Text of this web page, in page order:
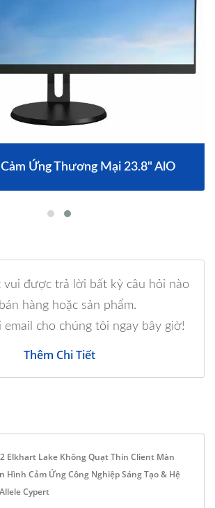
Ứng Thương Mại 23.8" AlO
vui được trả lời bất kỳ câu hỏi nào
hàng hoặc sản phẩm.
email cho chúng tôi ngay bây giờ!
Thêm Chi Tiết
Elkhart Lake Không Quạt Thin Client Màn
Hình Cảm Ứng Công Nghiệp Sáng Tạo & Hệ
Cypert